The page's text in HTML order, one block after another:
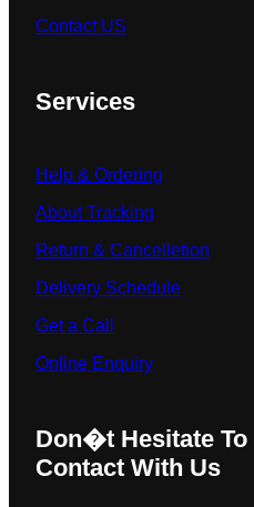
Contact US
Services
Help & Ordering
About Tracking
Return & Cancelletion
Delivery Schedule
Get a Call
Online Enquiry
Don�t Hesitate To
Contact With Us